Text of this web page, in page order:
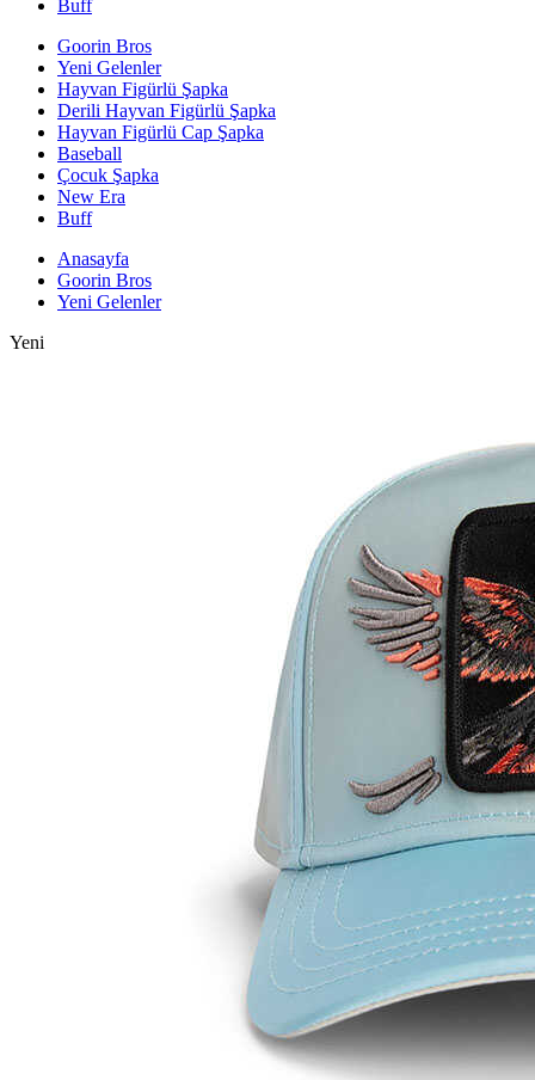
Buff
Goorin Bros
Yeni Gelenler
Hayvan Figürlü Şapka
Derili Hayvan Figürlü Şapka
Hayvan Figürlü Cap Şapka
Baseball
Çocuk Şapka
New Era
Buff
Anasayfa
Goorin Bros
Yeni Gelenler
Yeni